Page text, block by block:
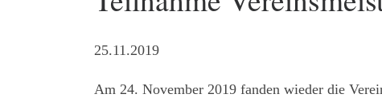
25.11.2019
Am 24. November 2019 fanden wieder die